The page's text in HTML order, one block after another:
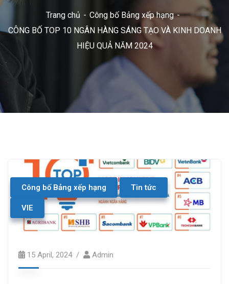
Trang chủ
Công bố Bảng xếp hạng
CÔNG BỐ TOP 10 NGÂN HÀNG SÁNG TẠO VÀ KINH DOANH
HIỆU QUẢ NĂM 2024
Công bố Bảng xếp hạng Tin tức
VIE
15 April, 2024 Admin